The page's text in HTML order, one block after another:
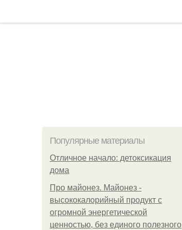
Популярные материалы
Отличное начало: детоксикация
дома
Про майонез. Майонез -
высококалорийный продукт с
огромной энергетической
ценностью, без единого полезного